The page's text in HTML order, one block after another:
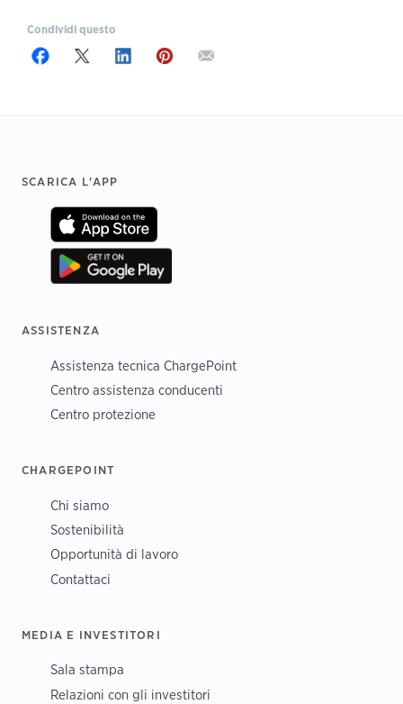
Condividi questo
Footer
SCARICA L'APP
ASSISTENZA
Assistenza tecnica ChargePoint
Centro assistenza conducenti
Centro protezione
CHARGEPOINT
Chi siamo
Sostenibilità
Opportunità di lavoro
Contattaci
MEDIA E INVESTITORI
Sala stampa
Relazioni con gli investitori